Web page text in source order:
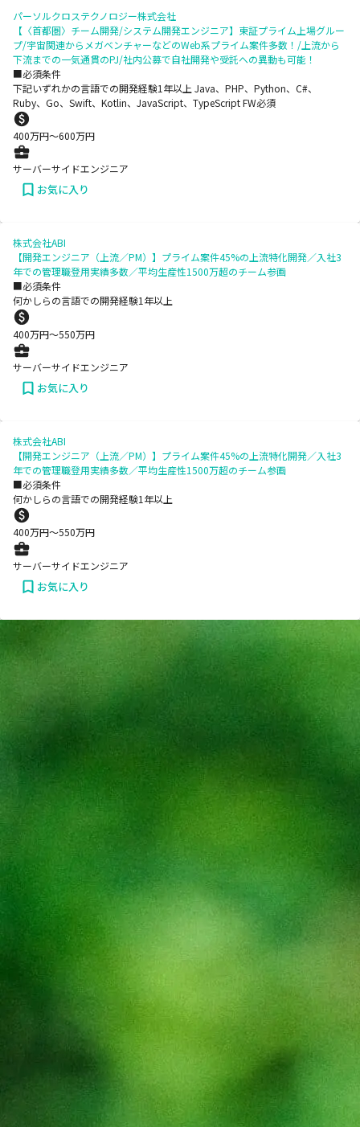
パーソルクロステクノロジー株式会社
【〈首都圏〉チーム開発/システム開発エンジニア】東証プライム上場グルー
プ/宇宙関連からメガベンチャーなどのWeb系プライム案件多数！/上流から
下流までの一気通貫のPJ/社内公募で自社開発や受託への異動も可能！
■必須条件
下記いずれかの言語での開発経験1年以上 Java、PHP、Python、C#、
Ruby、Go、Swift、Kotlin、JavaScript、TypeScript FW必須
400万円〜600万円
サーバーサイドエンジニア
お気に入り
株式会社ABI
【開発エンジニア（上流／PM）】プライム案件45%の上流特化開発／入社3
年での管理職登用実績多数／平均生産性1500万超のチーム参画
■必須条件
何かしらの言語での開発経験1年以上
400万円〜550万円
サーバーサイドエンジニア
お気に入り
株式会社ABI
【開発エンジニア（上流／PM）】プライム案件45%の上流特化開発／入社3
年での管理職登用実績多数／平均生産性1500万超のチーム参画
■必須条件
何かしらの言語での開発経験1年以上
400万円〜550万円
サーバーサイドエンジニア
お気に入り